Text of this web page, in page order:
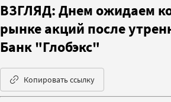
ВЗГЛЯД: Днем ожидаем
рынке акций после
Банк "Глобэкс"
Копировать ссылку